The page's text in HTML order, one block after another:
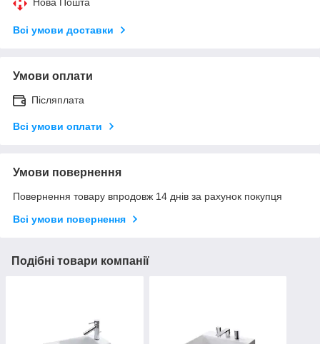
Всі умови доставки
Умови оплати
Післяплата
Всі умови оплати
Умови повернення
Повернення товару впродовж 14 днів за рахунок покупця
Всі умови повернення
Подібні товари компанії